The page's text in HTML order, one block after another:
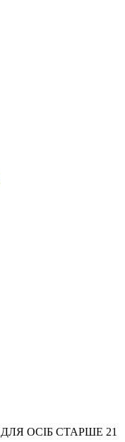
ОСІБ СТАРШЕ 21